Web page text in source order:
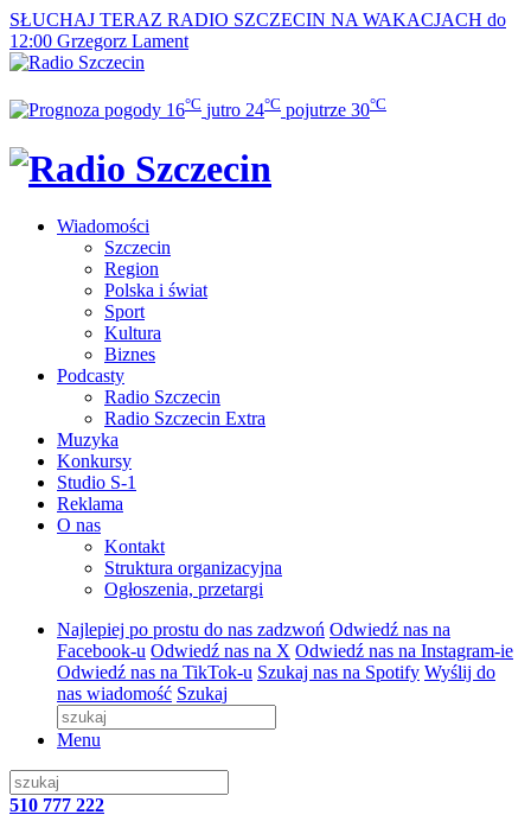
SŁUCHAJ TERAZ RADIO SZCZECIN NA WAKACJACH do
12:00 Grzegorz Lament
16°C jutro 24°C pojutrze 30°C
Wiadomości
Szczecin
Region
Polska i świat
Sport
Kultura
Biznes
Podcasty
Radio Szczecin
Radio Szczecin Extra
Muzyka
Konkursy
Studio S-1
Reklama
O nas
Kontakt
Struktura organizacyjna
Ogłoszenia, przetargi
Najlepiej po prostu do nas zadzwoń Odwiedź nas na
Facebook-u Odwiedź nas na X Odwiedź nas na Instagram-ie
Odwiedź nas na TikTok-u Szukaj nas na Spotify Wyślij do
nas wiadomość Szukaj
Menu
510 777 222